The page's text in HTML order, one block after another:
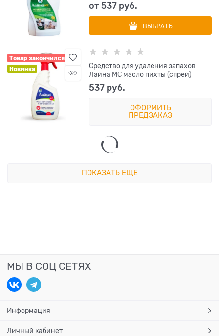
от537 руб.
ВЫБРАТЬ
Товар закончился
Новинка
Средство для удаления запахов
Лайна МС масло пихты (спрей)
537 руб.
ОФОРМИТЬ
ПРЕДЗАКАЗ
ПОКАЗАТЬ ЕЩЕ
МЫ В СОЦ СЕТЯХ
Информация
Личный кабинет